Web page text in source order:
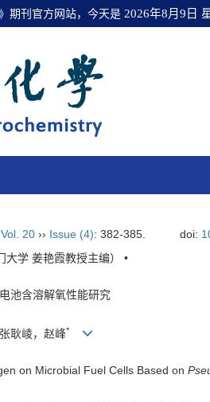
期刊官方网站，今天是 2026年8月9日
Vol. 20 ›› Issue (4): 382-385. doi:
大学 姜艳霞教授主编） •
池含溶解氧性能研究
耿崚，赵峰*
on Microbial Fuel Cells Based on